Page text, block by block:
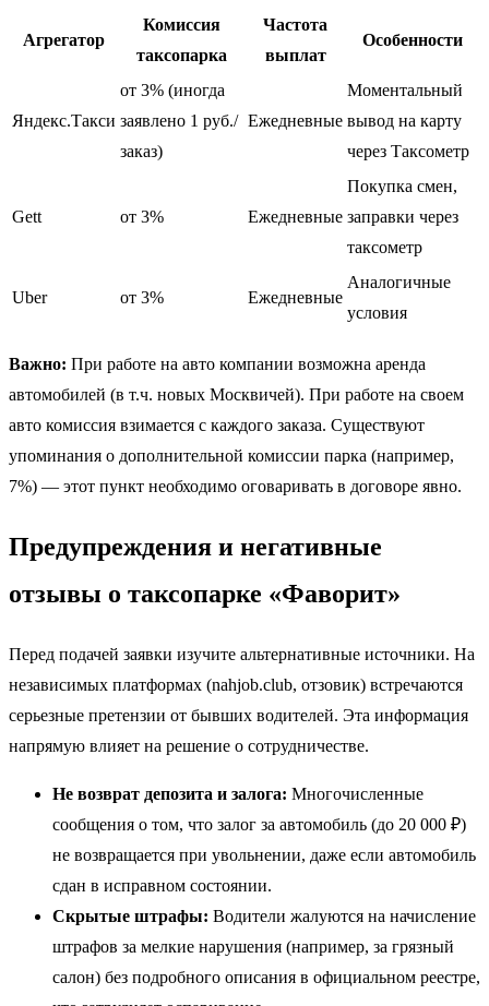
Агрегатор
Комиссия
таксопарка
Частота
выплат
Особенности
Яндекс.Такси
от 3% (иногда
заявлено 1 руб./
заказ)
Ежедневные
Моментальный
вывод на карту
через Таксометр
Gett от 3% Ежедневные
Покупка смен,
заправки через
таксометр
Uber от 3% Ежедневные
Аналогичные
условия
Важно: При работе на авто компании возможна аренда
автомобилей (в т.ч. новых Москвичей). При работе на своем
авто комиссия взимается с каждого заказа. Существуют
упоминания о дополнительной комиссии парка (например,
7%) — этот пункт необходимо оговаривать в договоре явно.
Предупреждения и негативные
отзывы о таксопарке «Фаворит»
Перед подачей заявки изучите альтернативные источники. На
независимых платформах (nahjob.club, отзовик) встречаются
серьезные претензии от бывших водителей. Эта информация
напрямую влияет на решение о сотрудничестве.
Не возврат депозита и залога: Многочисленные
сообщения о том, что залог за автомобиль (до 20 000 ₽)
не возвращается при увольнении, даже если автомобиль
сдан в исправном состоянии.
Скрытые штрафы: Водители жалуются на начисление
штрафов за мелкие нарушения (например, за грязный
салон) без подробного описания в официальном реестре,